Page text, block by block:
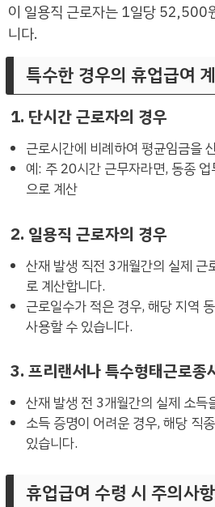
이 일용직 근로자는 1일당 52,500
니다.
특수한 경우의 휴업급여
1. 단시간 근로자의 경우
근로시간에 비례하여 평균임금을
예: 주 20시간 근무자라면, 동종
으로 계산
2. 일용직 근로자의 경우
산재 발생 직전 3개월간의 실제 근
로 계산합니다.
근로일수가 적은 경우, 해당 지역
사용할 수 있습니다.
3. 프리랜서나 특수형태근로종
산재 발생 전 3개월간의 실제 소득
소득 증명이 어려운 경우, 해당 직
있습니다.
휴업급여 수령 시 주의사항